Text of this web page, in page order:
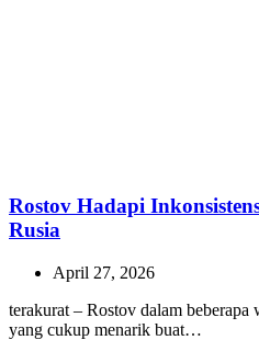
Rostov Hadapi
Rusia
April 27, 2026
terakurat – Rostov dalam
yang cukup menarik buat…